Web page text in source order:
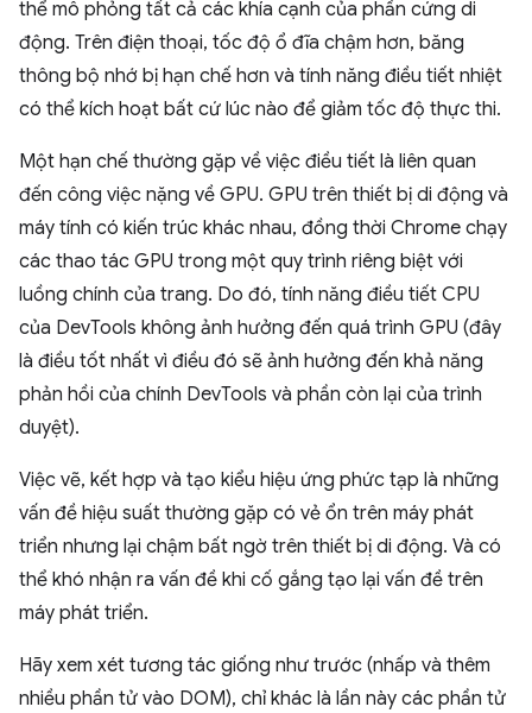
thể mô phỏng tất cả các khía cạnh của phần cứng di
động. Trên điện thoại, tốc độ ổ đĩa chậm hơn, băng
thông bộ nhớ bị hạn chế hơn và tính năng điều tiết nhiệt
có thể kích hoạt bất cứ lúc nào để giảm tốc độ thực thi.
Một hạn chế thường gặp về việc điều tiết là liên quan
đến công việc nặng về GPU. GPU trên thiết bị di động và
máy tính có kiến trúc khác nhau, đồng thời Chrome chạy
các thao tác GPU trong một quy trình riêng biệt với
luồng chính của trang. Do đó, tính năng điều tiết CPU
của DevTools không ảnh hưởng đến quá trình GPU (đây
là điều tốt nhất vì điều đó sẽ ảnh hưởng đến khả năng
phản hồi của chính DevTools và phần còn lại của trình
duyệt).
Việc vẽ, kết hợp và tạo kiểu hiệu ứng phức tạp là những
vấn đề hiệu suất thường gặp có vẻ ổn trên máy phát
triển nhưng lại chậm bất ngờ trên thiết bị di động. Và có
thể khó nhận ra vấn đề khi cố gắng tạo lại vấn đề trên
máy phát triển.
Hãy xem xét tương tác giống như trước (nhấp và thêm
nhiều phần tử vào DOM), chỉ khác là lần này các phần tử